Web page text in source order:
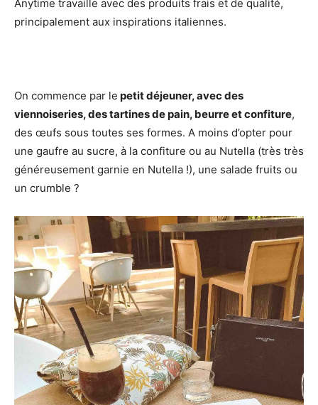
Anytime travaille avec des produits frais et de qualité,
principalement aux inspirations italiennes.
On commence par le petit déjeuner, avec des
viennoiseries, des tartines de pain, beurre et confiture,
des œufs sous toutes ses formes. A moins d’opter pour
une gaufre au sucre, à la confiture ou au Nutella (très très
généreusement garnie en Nutella !), une salade fruits ou
un crumble ?